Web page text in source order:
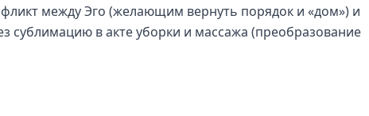
между Эго (желающим вернуть порядок и «дом») и
в акте уборки и массажа (преобразование